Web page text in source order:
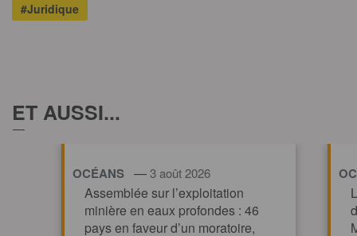
#Juridique
ET AUSSI...
OCÉANS —3 août 2026
Assemblée sur l’exploitation
minière en eaux profondes : 46
pays en faveur d’un moratoire,